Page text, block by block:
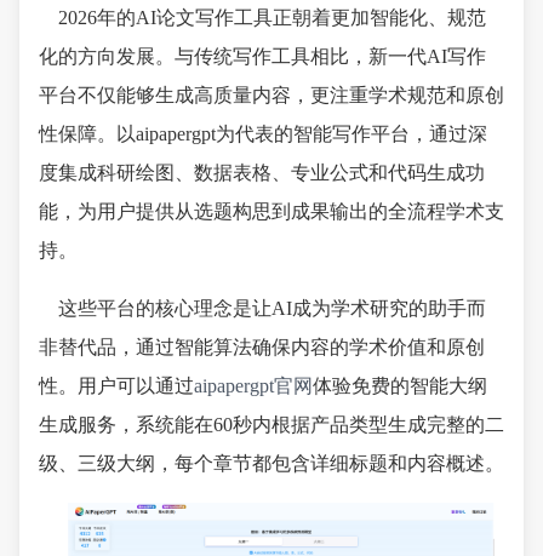
2026年的AI论文写作工具正朝着更加智能化、规范
化的方向发展。与传统写作工具相比，新一代AI写作
平台不仅能够生成高质量内容，更注重学术规范和原创
性保障。以aipapergpt为代表的智能写作平台，通过深
度集成科研绘图、数据表格、专业公式和代码生成功
能，为用户提供从选题构思到成果输出的全流程学术支
持。
这些平台的核心理念是让AI成为学术研究的助手而
非替代品，通过智能算法确保内容的学术价值和原创
性。用户可以通过aipapergpt官网体验免费的智能大纲
生成服务，系统能在60秒内根据产品类型生成完整的二
级、三级大纲，每个章节都包含详细标题和内容概述。